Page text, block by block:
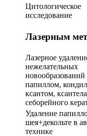
Цитологическое
исследование
Лазерным
Лазерное
нежелательных
папиллом,
ксантом,
себорейного
Удаление
шея+декольте в
технике